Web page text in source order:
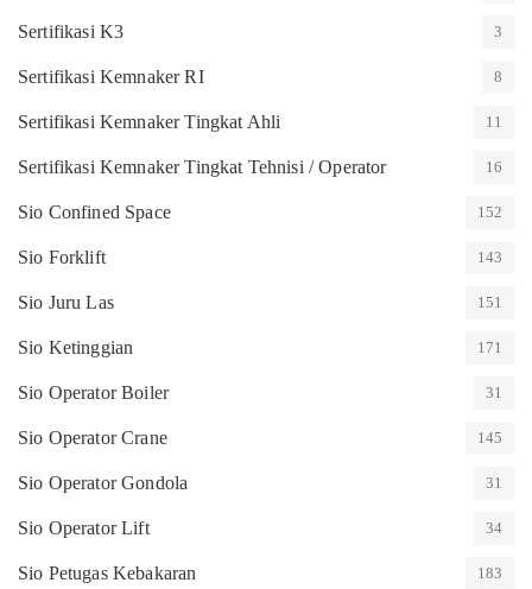
Sertifikasi K3 3
Sertifikasi Kemnaker RI 8
Sertifikasi Kemnaker Tingkat Ahli 11
Sertifikasi Kemnaker Tingkat Tehnisi / Operator 16
Sio Confined Space 152
Sio Forklift 143
Sio Juru Las 151
Sio Ketinggian 171
Sio Operator Boiler 31
Sio Operator Crane 145
Sio Operator Gondola 31
Sio Operator Lift 34
Sio Petugas Kebakaran 183